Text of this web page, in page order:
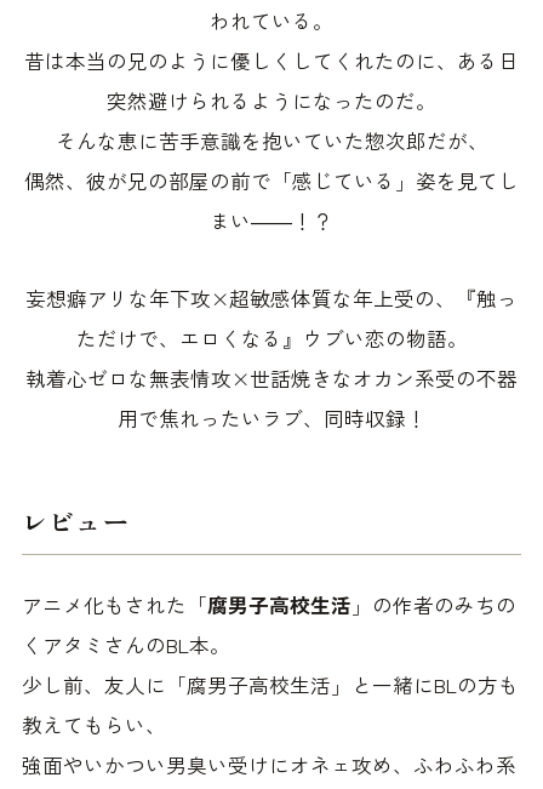
われている。
昔は本当の兄のように優しくしてくれたのに、ある日
突然避けられるようになったのだ。
そんな恵に苦手意識を抱いていた惣次郎だが、
偶然、彼が兄の部屋の前で「感じている」姿を見てし
まい――！？
妄想癖アリな年下攻×超敏感体質な年上受の、『触っ
ただけで、エロくなる』ウブい恋の物語。
執着心ゼロな無表情攻×世話焼きなオカン系受の不器
用で焦れったいラブ、同時収録！
レビュー
アニメ化もされた「腐男子高校生活 」の作者のみちの
くアタミさんのBL本。
少し前、友人に「腐男子高校生活」と一緒にBLの方も
教えてもらい、
強面やいかつい男臭い受けにオネェ攻め、ふわふわ系